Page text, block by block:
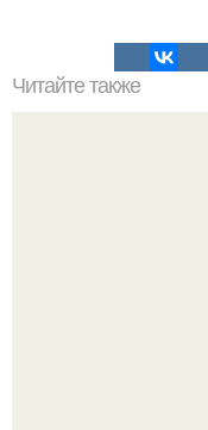
Читайте также